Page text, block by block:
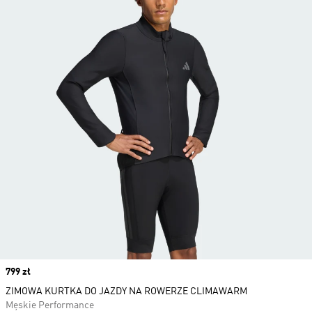
Price
799 zł
ZIMOWA KURTKA DO JAZDY NA ROWERZE CLIMAWARM
Męskie Performance